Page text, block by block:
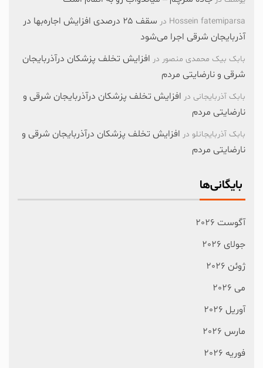
Hossein fatemiparsa در
سقف ۲۵ درصدی افزایش اجاره‌بها در
آذربایجان شرقی اجرا می‌شود
بابک بیک محمدی منصور در افزایش تخلف پزشکان درآذربایجان
شرقی و نارضایتی مردم
بابک آذربایجانی در افزایش تخلف پزشکان درآذربایجان شرقی و
نارضایتی مردم
بابک آذربایجانلو در افزایش تخلف پزشکان درآذربایجان شرقی و
نارضایتی مردم
بایگانی‌ها
آگوست 2026
جولای 2026
ژوئن 2026
می 2026
آوریل 2026
مارس 2026
فوریه 2026